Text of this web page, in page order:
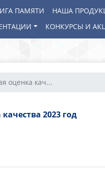
ПАМЯТИ
НАША
КОНКУРСЫ И
оценка кач...
2023 год